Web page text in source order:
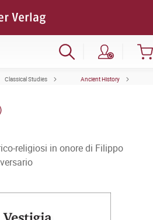
Classical Studies Ancient History
religiosi in onore di Filippo